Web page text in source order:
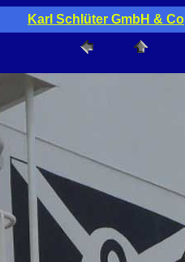
Karl Schlüter GmbH & Co